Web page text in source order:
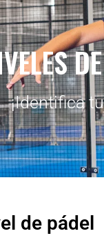
¡Identifica
de pádel